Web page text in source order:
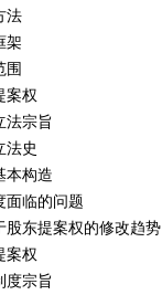
法
架
围
案权
法宗旨
法史
本构造
面临的问题
股东提案权的修改趋势
案权
度宗旨